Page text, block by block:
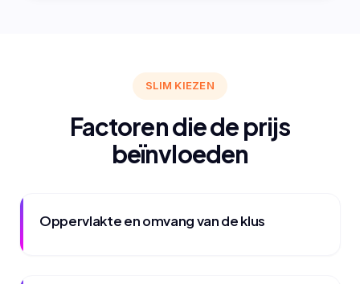
SLIM KIEZEN
Factoren die de prijs
beïnvloeden
Oppervlakte en omvang van de klus